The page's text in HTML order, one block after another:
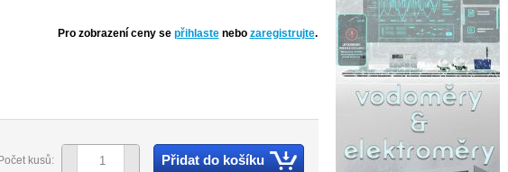
Pro zobrazení ceny se přihlaste nebo zaregistrujte.
kusů: Přidat do košíku